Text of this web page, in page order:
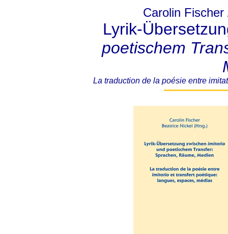
Carolin
Lyrik-
poetischem
La traduction de la poésie entre